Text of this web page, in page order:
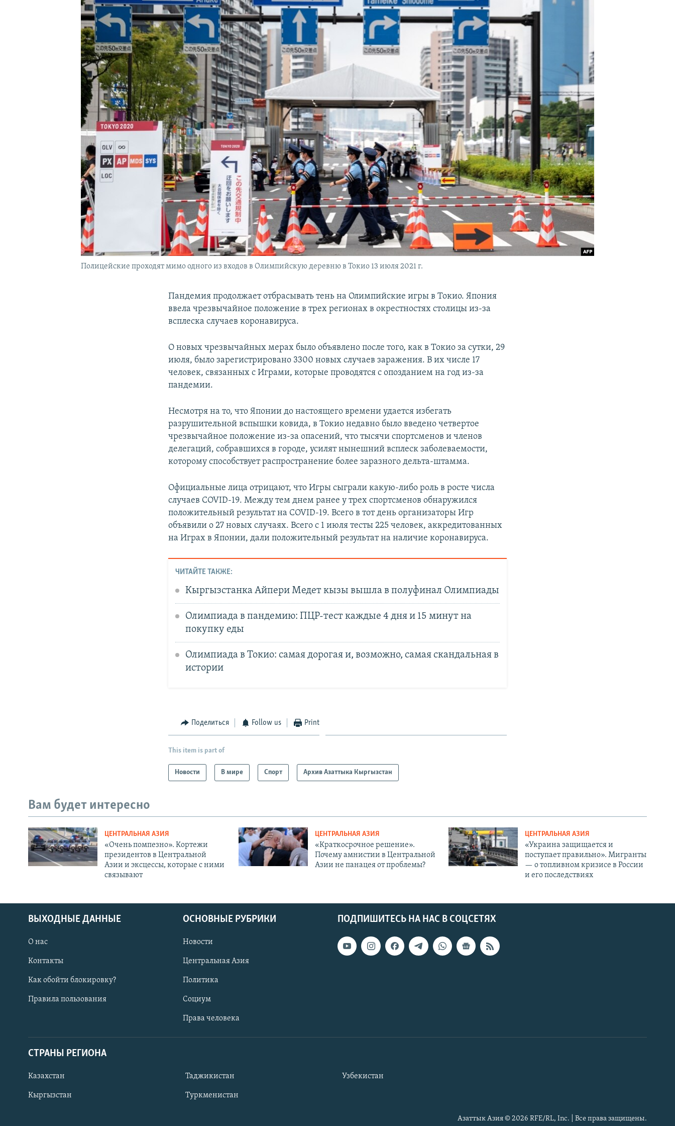
Полицейские проходят мимо одного из входов в Олимпийскую деревню в Токио 13 июля 2021 г.
Пандемия продолжает отбрасывать тень на Олимпийские игры в Токио. Япония
ввела чрезвычайное положение в трех регионах в окрестностях столицы из-за
всплеска случаев коронавируса.
О новых чрезвычайных мерах было объявлено после того, как в Токио за сутки, 29
июля, было зарегистрировано 3300 новых случаев заражения. В их числе 17
человек, связанных с Играми, которые проводятся с опозданием на год из-за
пандемии.
Несмотря на то, что Японии до настоящего времени удается избегать
разрушительной вспышки ковида, в Токио недавно было введено четвертое
чрезвычайное положение из-за опасений, что тысячи спортсменов и членов
делегаций, собравшихся в городе, усилят нынешний всплеск заболеваемости,
которому способствует распространение более заразного дельта-штамма.
Официальные лица отрицают, что Игры сыграли какую-либо роль в росте числа
случаев COVID-19. Между тем днем ранее у трех спортсменов обнаружился
положительный результат на COVID-19. Всего в тот день организаторы Игр
объявили о 27 новых случаях. Всего с 1 июля тесты 225 человек, аккредитованных
на Играх в Японии, дали положительный результат на наличие коронавируса.
ЧИТАЙТЕ ТАКЖЕ:
Кыргызстанка Айпери Медет кызы вышла в полуфинал Олимпиады
Олимпиада в пандемию: ПЦР-тест каждые 4 дня и 15 минут на
покупку еды
Олимпиада в Токио: самая дорогая и, возможно, самая скандальная в
истории
Поделиться Follow us Print
This item is part of
Новости В мире Спорт Архив Азаттыка Кыргызстан
Вам будет интересно
ЦЕНТРАЛЬНАЯ АЗИЯ
«Очень помпезно». Кортежи
президентов в Центральной
Азии и эксцессы, которые с ними
связывают
ЦЕНТРАЛЬНАЯ АЗИЯ
«Краткосрочное решение».
Почему амнистии в Центральной
Азии не панацея от проблемы?
ЦЕНТРАЛЬНАЯ АЗИЯ
«Украина защищается и
поступает правильно». Мигранты
— о топливном кризисе в России
и его последствиях
ПОДПИШИТЕСЬ НА НАС В СОЦСЕТЯХ
ВЫХОДНЫЕ ДАННЫЕ
О нас
Контакты
Как обойти блокировку?
Правила пользования
ОСНОВНЫЕ РУБРИКИ
Новости
Центральная Азия
Политика
Социум
Права человека
СТРАНЫ РЕГИОНА
Казахстан
Кыргызстан
Таджикистан
Туркменистан
Узбекистан
Азаттык Азия © 2026 RFE/RL, Inc. | Все права защищены.